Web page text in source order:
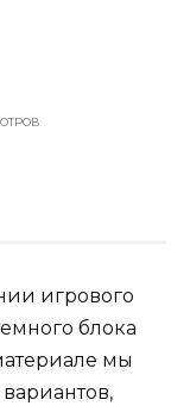
игрового
блока
мы